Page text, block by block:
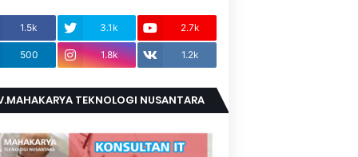
1.5k 3.1k 2.7k
500 1.8k 1.2k
TEKNOLOGI NUSANTARA